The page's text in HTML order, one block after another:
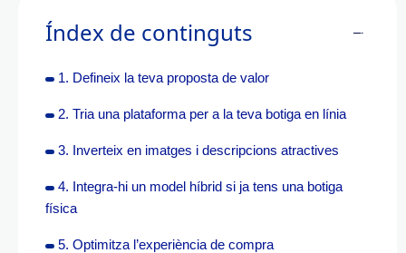
Índex de continguts
1. Defineix la teva proposta de valor
2. Tria una plataforma per a la teva botiga en línia
3. Inverteix en imatges i descripcions atractives
4. Integra-hi un model híbrid si ja tens una botiga
física
5. Optimitza l’experiència de compra